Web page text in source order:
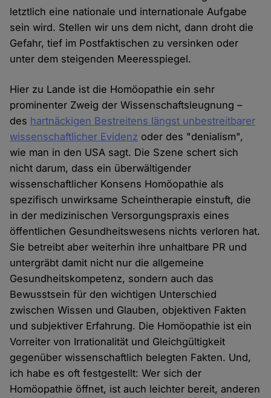
letztlich eine nationale und internationale Aufgabe
sein wird. Stellen wir uns dem nicht, dann droht die
Gefahr, tief im Postfaktischen zu versinken oder
unter dem steigenden Meeresspiegel.
Hier zu Lande ist die Homöopathie ein sehr
prominenter Zweig der Wissenschaftsleugnung –
des hartnäckigen Bestreitens längst unbestreitbarer
wissenschaftlicher Evidenz oder des "denialism",
wie man in den USA sagt. Die Szene schert sich
nicht darum, dass ein überwältigender
wissenschaftlicher Konsens Homöopathie als
spezifisch unwirksame Scheintherapie einstuft, die
in der medizinischen Versorgungspraxis eines
öffentlichen Gesundheitswesens nichts verloren hat.
Sie betreibt aber weiterhin ihre unhaltbare PR und
untergräbt damit nicht nur die allgemeine
Gesundheitskompetenz, sondern auch das
Bewusstsein für den wichtigen Unterschied
zwischen Wissen und Glauben, objektiven Fakten
und subjektiver Erfahrung. Die Homöopathie ist ein
Vorreiter von Irrationalität und Gleichgültigkeit
gegenüber wissenschaftlich belegten Fakten. Und,
ich habe es oft festgestellt: Wer sich der
Homöopathie öffnet, ist auch leichter bereit, anderen